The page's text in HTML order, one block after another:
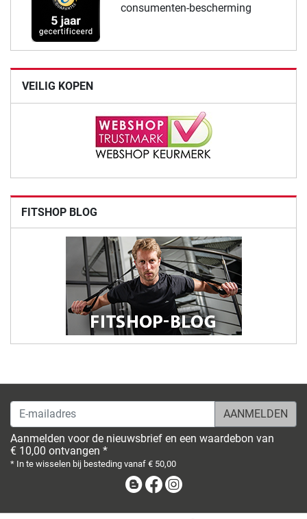
consumenten-bescherming
VEILIG KOPEN
FITSHOP BLOG
E-mailadres
Aanmelden voor de nieuwsbrief en een waardebon van
€ 10,00 ontvangen *
* In te wisselen bij besteding vanaf € 50,00
BlogFacebook